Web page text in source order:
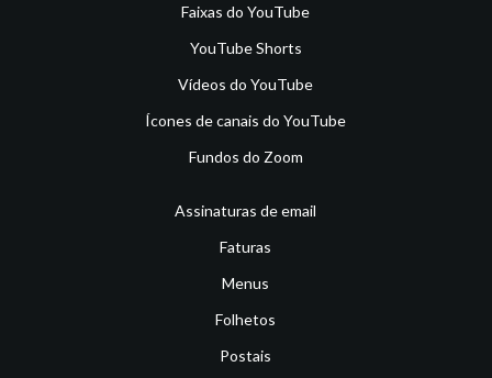
Faixas do YouTube
YouTube Shorts
Vídeos do YouTube
Ícones de canais do YouTube
Fundos do Zoom
Assinaturas de email
Faturas
Menus
Folhetos
Postais